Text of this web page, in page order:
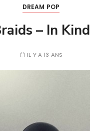
DREAM POP
– In Kind
IL Y A 13 ANS